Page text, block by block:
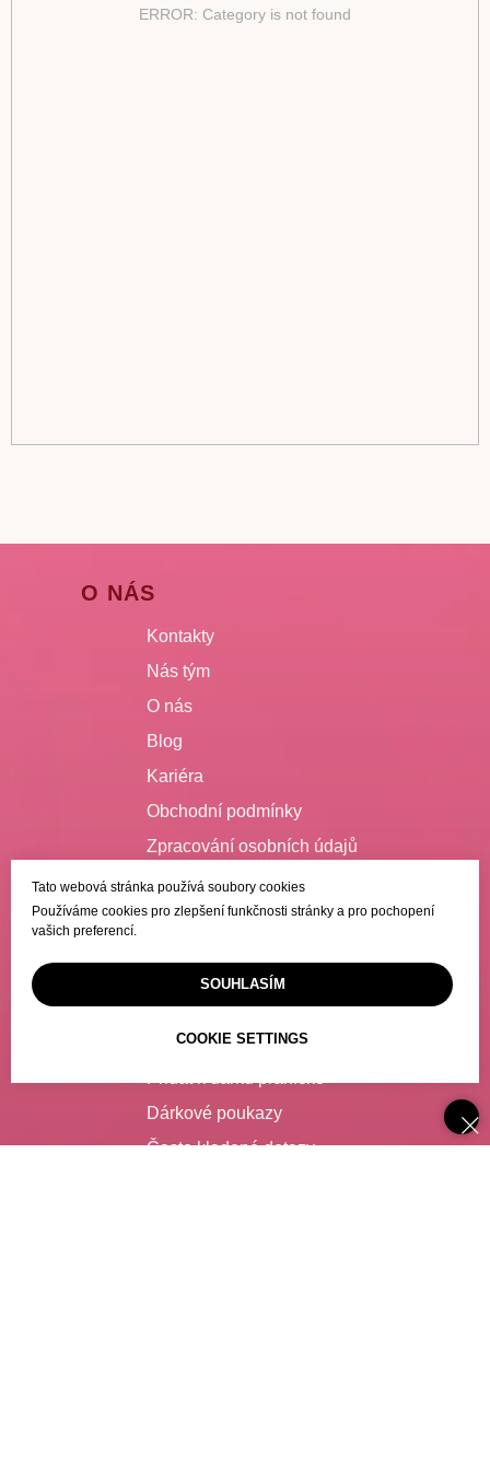
Tato webová stránka používá soubory cookies
Používáme cookies pro zlepšení funkčnosti stránky a pro pochopení
vašich preferencí.
SOUHLASÍM
COOKIE SETTINGS
ERROR: Category is not found
VŠE O NÁKUPU
Výdejní místo
Poslat dárek
Dárkové poukazy
Často kladené dotazy
O NÁS
Kontakty
Nás tým
O nás
Blog
Kariéra
Obchodní podmínky
Zpracování osobních údajů